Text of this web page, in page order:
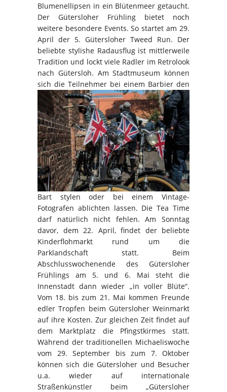
Blumenellipsen in ein Blütenmeer getaucht.
Der Gütersloher Frühling bietet noch
weitere besondere Events. So startet am 29.
April der 5. Gütersloher Tweed Run. Der
beliebte stylishe Radausflug ist mittlerweile
Tradition und lockt viele Radler im Retrolook
nach Gütersloh. Am Stadtmuseum können
sich die Teilnehmer bei einem Barbier den
Bart stylen oder bei einem Vintage-
Fotografen ablichten lassen. Die Tea Time
darf natürlich nicht fehlen. Am Sonntag
davor, dem 22. April, findet der beliebte
Kinderflohmarkt rund um die
Parklandschaft statt. Beim
Abschlusswochenende des Gütersloher
Frühlings am 5. und 6. Mai steht die
Innenstadt dann wieder „in voller Blüte“.
Vom 18. bis zum 21. Mai kommen Freunde
edler Tropfen beim Gütersloher Weinmarkt
auf ihre Kosten. Zur gleichen Zeit findet auf
dem Marktplatz die Pfingstkirmes statt.
Während der traditionellen Michaeliswoche
vom 29. September bis zum 7. Oktober
können sich die Gütersloher und Besucher
u.a. wieder auf internationale
Straßenkünstler beim „Gütersloher